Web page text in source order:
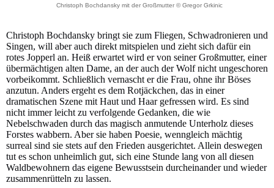
Christoph Bochdansky mit der Großmutter © Gregor Grkinic
Christoph Bochdansky bringt sie zum Fliegen, Schwadronieren und
Singen, will aber auch direkt mitspielen und zieht sich dafür ein
rotes Jopperl an. Heiß erwartet wird er von seiner Großmutter, einer
übermächtigen alten Dame, an der auch der Wolf nicht ungeschoren
vorbeikommt. Schließlich vernascht er die Frau, ohne ihr Böses
anzutun. Anders ergeht es dem Rotjäckchen, das in einer
dramatischen Szene mit Haut und Haar gefressen wird. Es sind
nicht immer leicht zu verfolgende Gedanken, die wie
Nebelschwaden durch das magisch anmutende Unterholz dieses
Forstes wabbern. Aber sie haben Poesie, wenngleich mächtig
surreal sind sie stets auf den Frieden ausgerichtet. Allein deswegen
tut es schon unheimlich gut, sich eine Stunde lang von all diesen
Waldbewohnern das eigene Bewusstsein durcheinander und wieder
zusammenrütteln zu lassen.